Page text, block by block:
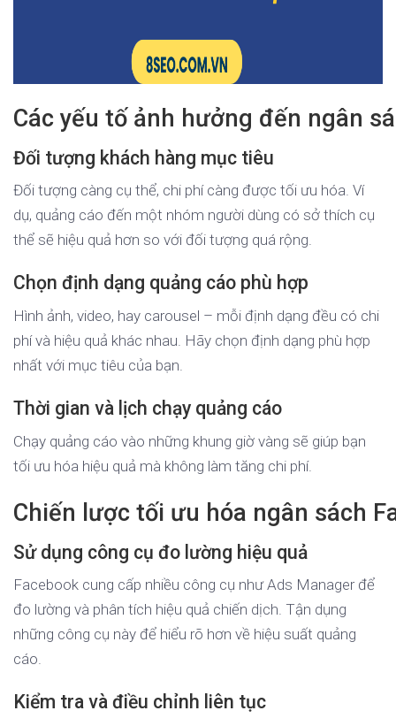
Các yếu tố ảnh hưởng đến ngân
Đối tượng khách hàng mục tiêu
Đối tượng càng cụ thể, chi phí càng được tối ưu hóa. Ví
dụ, quảng cáo đến một nhóm người dùng có sở thích cụ
thể sẽ hiệu quả hơn so với đối tượng quá rộng.
Chọn định dạng quảng cáo phù hợp
Hình ảnh, video, hay carousel – mỗi định dạng đều có chi
phí và hiệu quả khác nhau. Hãy chọn định dạng phù hợp
nhất với mục tiêu của bạn.
Thời gian và lịch chạy quảng cáo
Chạy quảng cáo vào những khung giờ vàng sẽ giúp bạn
tối ưu hóa hiệu quả mà không làm tăng chi phí.
Chiến lược tối ưu hóa ngân sách
Sử dụng công cụ đo lường hiệu quả
Facebook cung cấp nhiều công cụ như Ads Manager để
đo lường và phân tích hiệu quả chiến dịch. Tận dụng
những công cụ này để hiểu rõ hơn về hiệu suất quảng
cáo.
Kiểm tra và điều chỉnh liên tục